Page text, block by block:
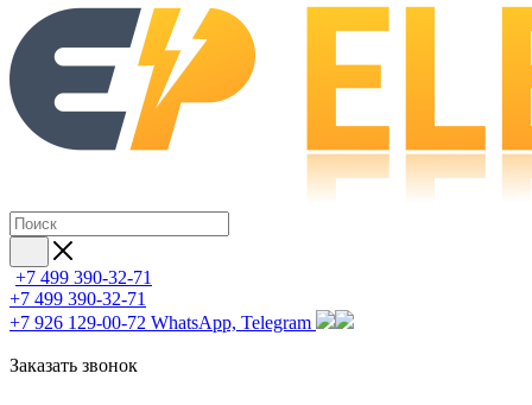
+7 499 390-32-71
+7 499 390-32-71
+7 926 129-00-72 WhatsApp, Telegram
Заказать звонок